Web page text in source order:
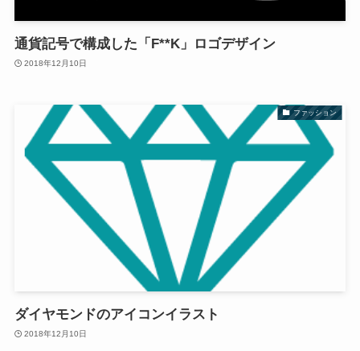
通貨記号で構成した「F**K」ロゴデザイン
2018年12月10日
ファッション
ダイヤモンドのアイコンイラスト
2018年12月10日